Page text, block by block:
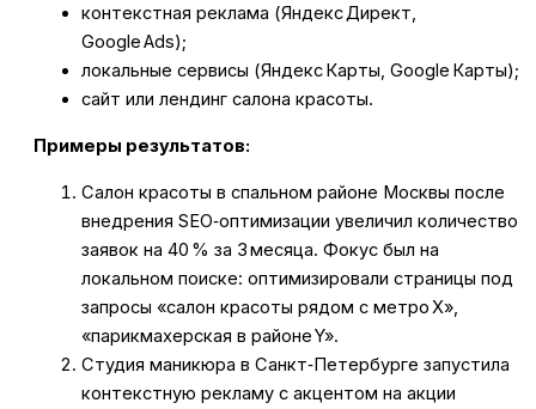
контекстная реклама (Яндекс Директ,
Google Ads);
локальные сервисы (Яндекс Карты, Google Карты);
сайт или лендинг салона красоты.
Примеры результатов:
Салон красоты в спальном районе Москвы после
внедрения SEO‑оптимизации увеличил количество
заявок на 40 % за 3 месяца. Фокус был на
локальном поиске: оптимизировали страницы под
запросы «салон красоты рядом с метро X»,
«парикмахерская в районе Y».
Студия маникюра в Санкт‑Петербурге запустила
контекстную рекламу с акцентом на акции